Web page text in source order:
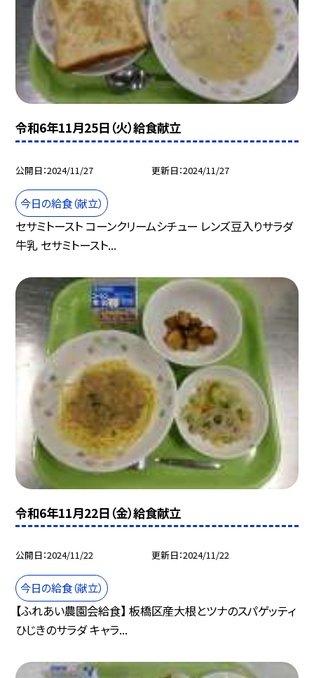
令和6年11月25日（火）給食献立
公開日 2024/11/27 更新日 2024/11/27
今日の給食（献立）
セサミトースト コーンクリームシチュー レンズ豆入りサラダ
牛乳 セサミトースト...
令和6年11月22日（金）給食献立
公開日 2024/11/22 更新日 2024/11/22
今日の給食（献立）
【ふれあい農園会給食】 板橋区産大根とツナのスパゲッティ
ひじきのサラダ キャラ...